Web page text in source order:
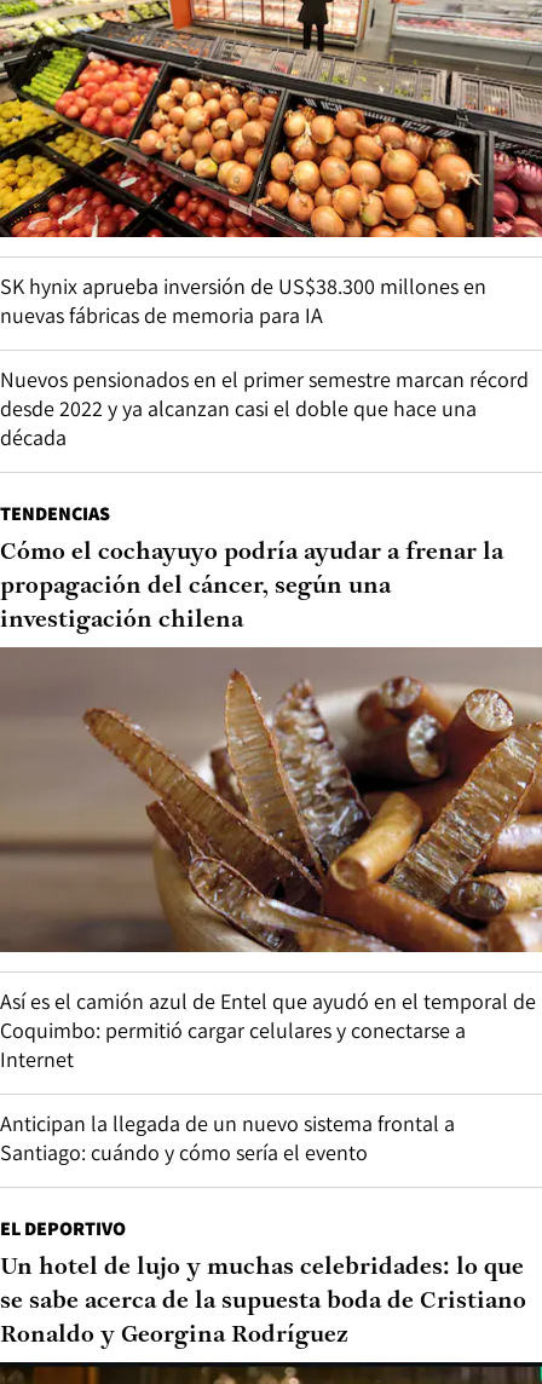
SK hynix aprueba inversión de US$38.300 millones en
nuevas fábricas de memoria para IA
Nuevos pensionados en el primer semestre marcan récord
desde 2022 y ya alcanzan casi el doble que hace una
década
TENDENCIAS
Cómo el cochayuyo podría ayudar a frenar la
propagación del cáncer, según una
investigación chilena
Así es el camión azul de Entel que ayudó en el temporal de
Coquimbo: permitió cargar celulares y conectarse a
Internet
Anticipan la llegada de un nuevo sistema frontal a
Santiago: cuándo y cómo sería el evento
EL DEPORTIVO
Un hotel de lujo y muchas celebridades: lo que
se sabe acerca de la supuesta boda de Cristiano
Ronaldo y Georgina Rodríguez